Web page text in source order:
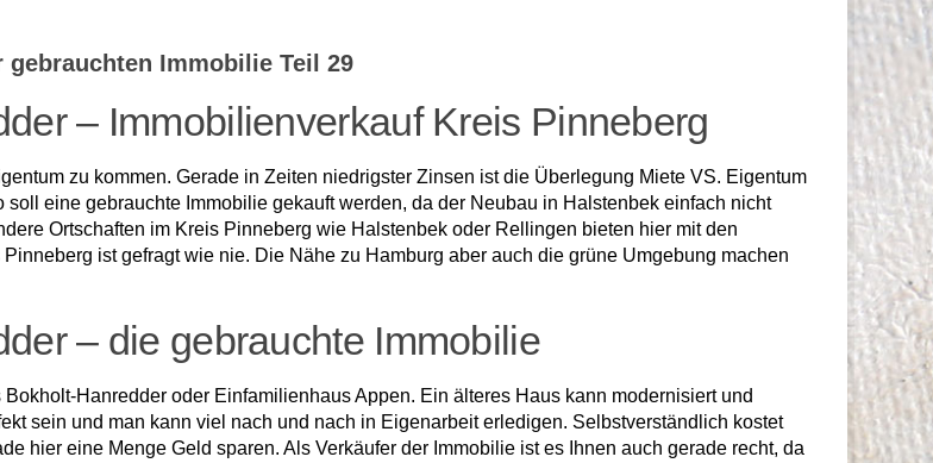
Immobilie Teil 29
– Immobilienverkauf Kreis Pinneberg
zu kommen. Gerade in Zeiten niedrigster Zinsen ist die Überlegung Miete VS. Eigentum
eine gebrauchte Immobilie gekauft werden, da der Neubau in Halstenbek einfach nicht
Ortschaften im Kreis Pinneberg wie Halstenbek oder Rellingen bieten hier mit den
ist gefragt wie nie. Die Nähe zu Hamburg aber auch die grüne Umgebung machen
– die gebrauchte Immobilie
Hanredder oder Einfamilienhaus Appen. Ein älteres Haus kann modernisiert und
sein und man kann viel nach und nach in Eigenarbeit erledigen. Selbstverständlich kostet
hier eine Menge Geld sparen. Als Verkäufer der Immobilie ist es Ihnen auch gerade recht, da